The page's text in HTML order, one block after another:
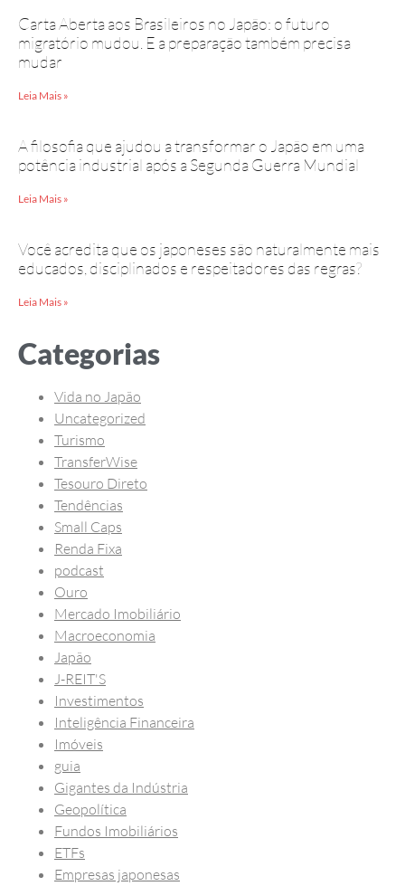
Carta Aberta aos Brasileiros no Japão: o futuro
migratório mudou. E a preparação também precisa
mudar
Leia Mais »
A filosofia que ajudou a transformar o Japão em uma
potência industrial após a Segunda Guerra Mundial
Leia Mais »
Você acredita que os japoneses são naturalmente mais
educados, disciplinados e respeitadores das regras?
Leia Mais »
Categorias
Vida no Japão
Uncategorized
Turismo
TransferWise
Tesouro Direto
Tendências
Small Caps
Renda Fixa
podcast
Ouro
Mercado Imobiliário
Macroeconomia
Japão
J-REIT'S
Investimentos
Inteligência Financeira
Imóveis
guia
Gigantes da Indústria
Geopolítica
Fundos Imobiliários
ETFs
Empresas japonesas